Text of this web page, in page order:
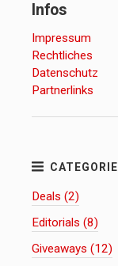
Infos
Impressum
Rechtliches
Datenschutz
Partnerlinks
Deals (2)
Editorials (8)
Giveaways (12)